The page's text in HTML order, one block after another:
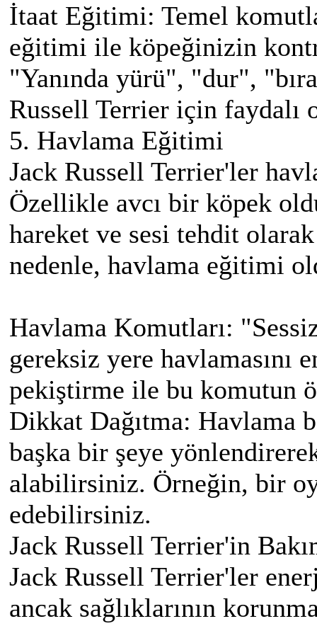
İtaat Eğitimi: Temel
eğitimi ile köpeğinizin
"Yanında yürü", "dur",
Russell Terrier için faydalı
5. Havlama Eğitimi
Jack Russell Terrier'ler
Özellikle avcı bir köpek
hareket ve sesi tehdit
nedenle, havlama eğitimi
Havlama Komutları:
gereksiz yere
pekiştirme ile bu komutun
Dikkat Dağıtma: Havlama
başka bir şeye
alabilirsiniz. Örneğin, bir
edebilirsiniz.
Jack Russell Terrier'in
Jack Russell Terrier'ler
ancak sağlıklarının